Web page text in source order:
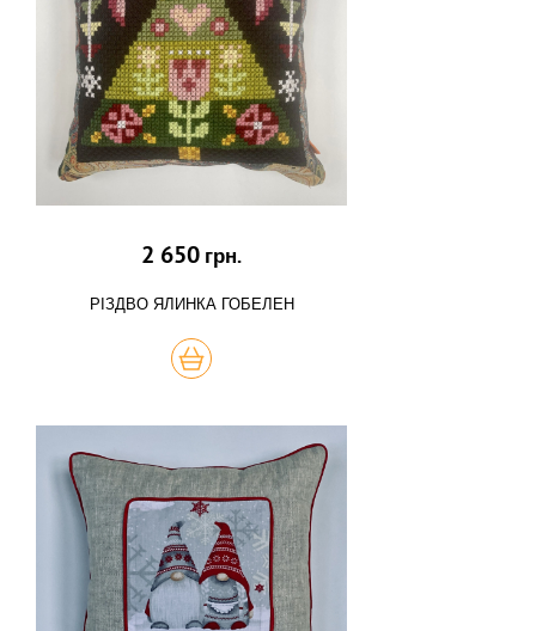
2 650 грн.
РІЗДВО ЯЛИНКА ГОБЕЛЕН
КУПИТЬ